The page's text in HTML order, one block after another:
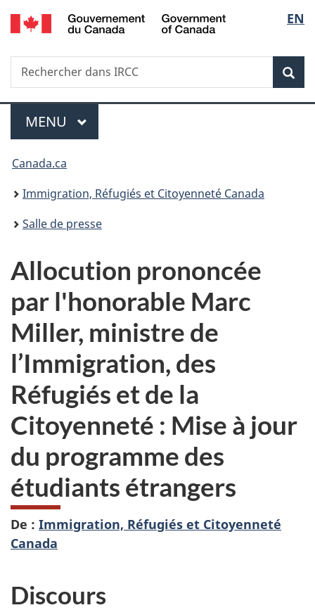
Passer
au
Passer
à
du
Passer
à
simplifiée
de
la
EN
Recherche
Rechercher
dans
Menu
MENU PRINCIPAL
Vous
êtes
ici :
Canada.ca
Immigration, Réfugiés et Citoyenneté Canada
Salle de presse
Allocution prononcée
par l'honorable Marc
Miller, ministre de
l’Immigration, des
Réfugiés et de la
Citoyenneté : Mise à jour
du programme des
étudiants étrangers
De : Immigration, Réfugiés et Citoyenneté
Canada
Discours